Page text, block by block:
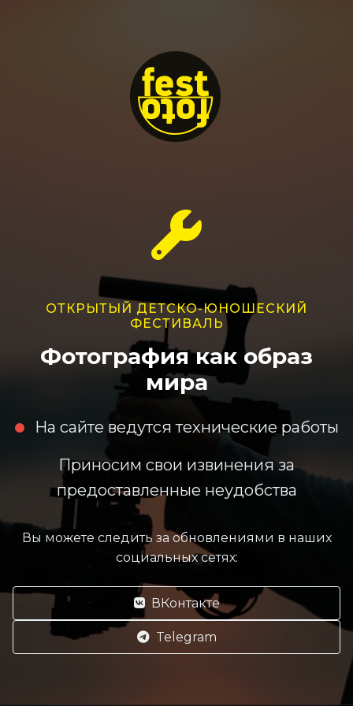
ОТКРЫТЫЙ ДЕТСКО-ЮНОШЕСКИЙ
ФЕСТИВАЛЬ
Фотография как образ
мира
На сайте ведутся технические работы
Приносим свои извинения за
предоставленные неудобства
Вы можете следить за обновлениями в наших
социальных сетях:
ВКонтакте
Telegram